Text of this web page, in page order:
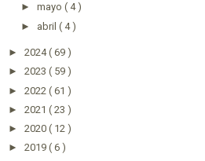
► mayo ( 4 )
► abril ( 4 )
► 2024( 69 )
► 2023 ( 59 )
► 2022 ( 61 )
► 2021 ( 23 )
► 2020 ( 12 )
► 2019 ( 6 )